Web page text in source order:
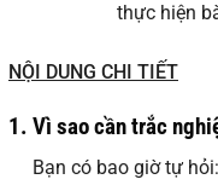
thực hiện
NỘI DUNG CHI TIẾT
1. Vì sao cần trắc
Bạn có bao giờ tự hỏi: